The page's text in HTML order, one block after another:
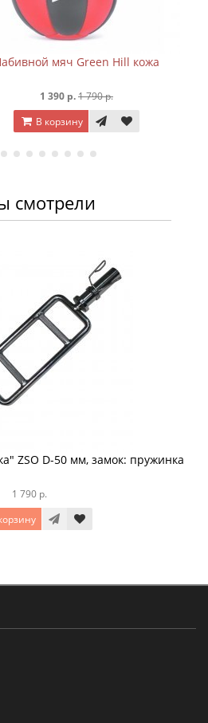
мяч Green Hill кожа
1 790 р.
корзину
смотрели
ZSO D-50 мм, замок: пружинка
1 790 р.